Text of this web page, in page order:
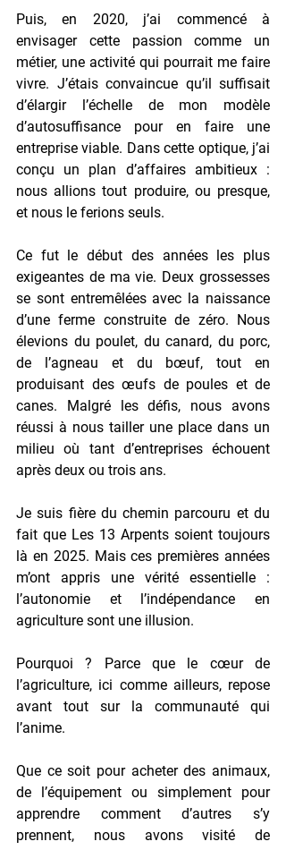
Puis, en 2020, j’ai commencé à
envisager cette passion comme un
métier, une activité qui pourrait me faire
vivre. J’étais convaincue qu’il suffisait
d’élargir l’échelle de mon modèle
d’autosuffisance pour en faire une
entreprise viable. Dans cette optique, j’ai
conçu un plan d’affaires ambitieux :
nous allions tout produire, ou presque,
et nous le ferions seuls.
Ce fut le début des années les plus
exigeantes de ma vie. Deux grossesses
se sont entremêlées avec la naissance
d’une ferme construite de zéro. Nous
élevions du poulet, du canard, du porc,
de l’agneau et du bœuf, tout en
produisant des œufs de poules et de
canes. Malgré les défis, nous avons
réussi à nous tailler une place dans un
milieu où tant d’entreprises échouent
après deux ou trois ans.
Je suis fière du chemin parcouru et du
fait que Les 13 Arpents soient toujours
là en 2025. Mais ces premières années
m’ont appris une vérité essentielle :
l’autonomie et l’indépendance en
agriculture sont une illusion.
Pourquoi ? Parce que le cœur de
l’agriculture, ici comme ailleurs, repose
avant tout sur la communauté qui
l’anime.
Que ce soit pour acheter des animaux,
de l’équipement ou simplement pour
apprendre comment d’autres s’y
prennent, nous avons visité de